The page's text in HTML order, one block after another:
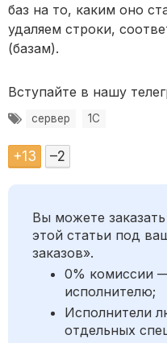
баз на то, каким оно
удаляем строки,
(базам).
Вступайте в нашу
сервер 1С
+13 –2
Вы можете
этой статьи под
заказов».
0% комиссии
исполнителю;
Исполнители
отдельных